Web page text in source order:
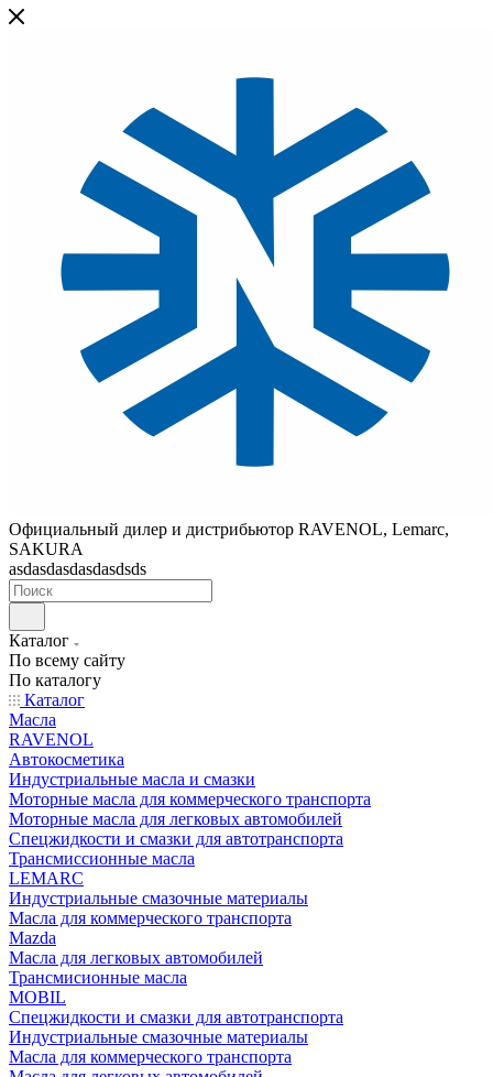
Официальный дилер и дистрибьютор RAVENOL, Lemarc,
SAKURA
asdasdasdasdasdsds
Каталог
По всему сайту
По каталогу
Каталог
Масла
RAVENOL
Автокосметика
Индустриальные масла и смазки
Моторные масла для коммерческого транспорта
Моторные масла для легковых автомобилей
Спецжидкости и смазки для автотранспорта
Трансмиссионные масла
LEMARC
Индустриальные смазочные материалы
Масла для коммерческого транспорта
Mazda
Масла для легковых автомобилей
Трансмисионные масла
MOBIL
Cпецжидкости и смазки для автотранспорта
Индустриальные смазочные материалы
Масла для коммерческого транспорта